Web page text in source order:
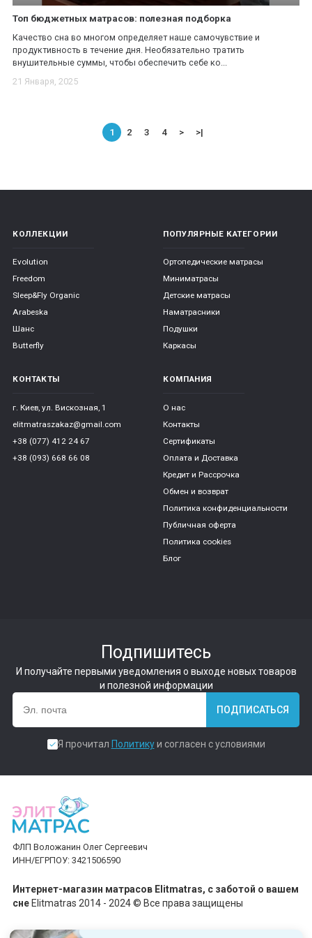
Топ бюджетных матрасов: полезная подборка
Качество сна во многом определяет наше самочувствие и
продуктивность в течение дня. Необязательно тратить
внушительные суммы, чтобы обеспечить себе ко...
21 Января, 2025
1 2 3 4 > >|
КОЛЛЕКЦИИ
Evolution
Freedom
Sleep&Fly Organic
Arabeska
Шанс
Butterfly
ПОПУЛЯРНЫЕ КАТЕГОРИИ
Ортопедические матрасы
Миниматрасы
Детские матрасы
Наматрасники
Подушки
Каркасы
КОНТАКТЫ
г. Киев, ул. Вискозная, 1
elitmatraszakaz@gmail.com
+38 (077) 412 24 67
+38 (093) 668 66 08
КОМПАНИЯ
О нас
Контакты
Сертификаты
Оплата и Доставка
Кредит и Рассрочка
Обмен и возврат
Политика конфиденциальности
Публичная оферта
Политика cookies
Блог
Подпишитесь
И получайте первыми уведомления о выходе новых товаров
и полезной информации
ПОДПИСАТЬСЯ
Я прочитал Политикуи согласен с условиями
ФЛП Воложанин Олег Сергеевич
ИНН/ЕГРПОУ: 3421506590
Интернет-магазин матрасов Elitmatras, c заботой о вашем
сне Elitmatras 2014 - 2024 © Все права защищены